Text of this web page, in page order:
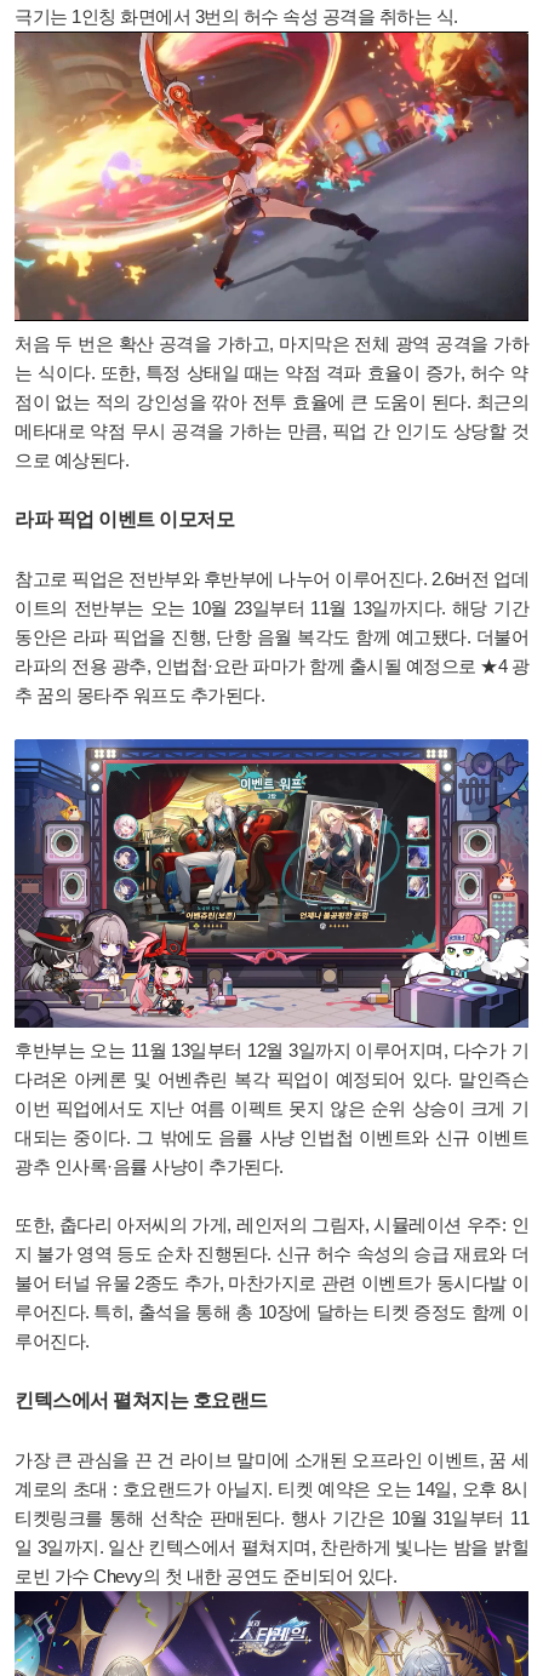
극기는 1인칭 화면에서 3번의 허수 속성 공격을 취하는 식.
처음 두 번은 확산 공격을 가하고, 마지막은 전체 광역 공격을 가하
는 식이다. 또한, 특정 상태일 때는 약점 격파 효율이 증가, 허수 약
점이 없는 적의 강인성을 깎아 전투 효율에 큰 도움이 된다. 최근의
메타대로 약점 무시 공격을 가하는 만큼, 픽업 간 인기도 상당할 것
으로 예상된다.
라파 픽업 이벤트 이모저모
참고로 픽업은 전반부와 후반부에 나누어 이루어진다. 2.6버전 업데
이트의 전반부는 오는 10월 23일부터 11월 13일까지다. 해당 기간
동안은 라파 픽업을 진행, 단항 음월 복각도 함께 예고됐다. 더불어
라파의 전용 광추, 인법첩·요란 파마가 함께 출시될 예정으로 ★4 광
추 꿈의 몽타주 워프도 추가된다.
후반부는 오는 11월 13일부터 12월 3일까지 이루어지며, 다수가 기
다려온 아케론 및 어벤츄린 복각 픽업이 예정되어 있다. 말인즉슨
이번 픽업에서도 지난 여름 이펙트 못지 않은 순위 상승이 크게 기
대되는 중이다. 그 밖에도 음률 사냥 인법첩 이벤트와 신규 이벤트
광추 인사록·음률 사냥이 추가된다.
또한, 춥다리 아저씨의 가게, 레인저의 그림자, 시뮬레이션 우주: 인
지 불가 영역 등도 순차 진행된다. 신규 허수 속성의 승급 재료와 더
불어 터널 유물 2종도 추가, 마찬가지로 관련 이벤트가 동시다발 이
루어진다. 특히, 출석을 통해 총 10장에 달하는 티켓 증정도 함께 이
루어진다.
킨텍스에서 펼쳐지는 호요랜드
가장 큰 관심을 끈 건 라이브 말미에 소개된 오프라인 이벤트, 꿈 세
계로의 초대 : 호요랜드가 아닐지. 티켓 예약은 오는 14일, 오후 8시
티켓링크를 통해 선착순 판매된다. 행사 기간은 10월 31일부터 11
일 3일까지. 일산 킨텍스에서 펼쳐지며, 찬란하게 빛나는 밤을 밝힐
로빈 가수 Chevy의 첫 내한 공연도 준비되어 있다.